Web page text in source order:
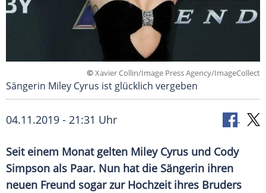
©Xavier Collin/Image Press Agency/ImageCollect
Sängerin Miley Cyrus ist glücklich vergeben
04.11.2019 - 21:31 Uhr
Seit einem Monat gelten Miley Cyrus und Cody
Simpson als Paar. Nun hat die Sängerin ihren
neuen Freund sogar zur Hochzeit ihres Bruders